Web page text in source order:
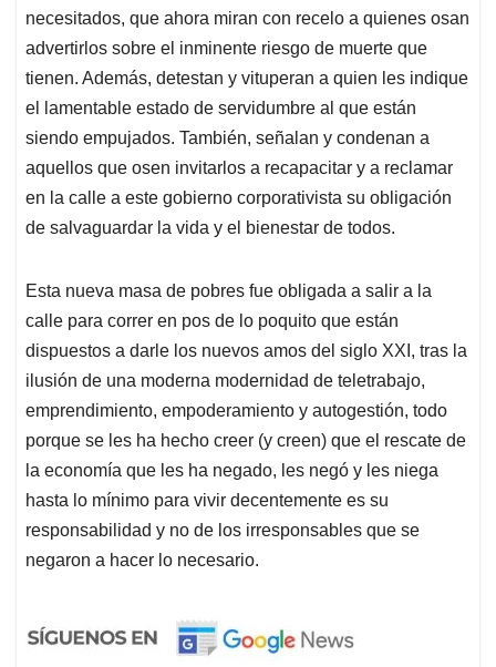
necesitados, que ahora miran con recelo a quienes osan
advertirlos sobre el inminente riesgo de muerte que
tienen. Además, detestan y vituperan a quien les indique
el lamentable estado de servidumbre al que están
siendo empujados. También, señalan y condenan a
aquellos que osen invitarlos a recapacitar y a reclamar
en la calle a este gobierno corporativista su obligación
de salvaguardar la vida y el bienestar de todos.
Esta nueva masa de pobres fue obligada a salir a la
calle para correr en pos de lo poquito que están
dispuestos a darle los nuevos amos del siglo XXI, tras la
ilusión de una moderna modernidad de teletrabajo,
emprendimiento, empoderamiento y autogestión, todo
porque se les ha hecho creer (y creen) que el rescate de
la economía que les ha negado, les negó y les niega
hasta lo mínimo para vivir decentemente es su
responsabilidad y no de los irresponsables que se
negaron a hacer lo necesario.